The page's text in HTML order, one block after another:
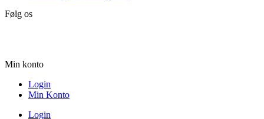
Følg os
Min konto
Login
Min Konto
Login